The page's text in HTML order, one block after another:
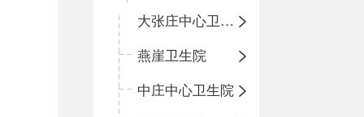
大张庄中心卫生院
燕崖卫生院
中庄中心卫生院